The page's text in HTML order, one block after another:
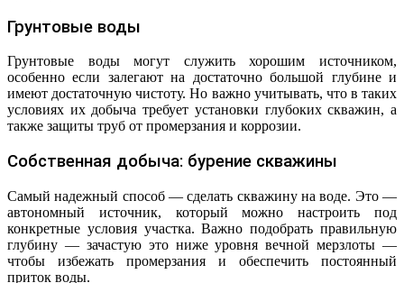
Грунтовые воды
Грунтовые воды могут служить хорошим источником,
особенно если залегают на достаточно большой глубине и
имеют достаточную чистоту. Но важно учитывать, что в таких
условиях их добыча требует установки глубоких скважин, а
также защиты труб от промерзания и коррозии.
Собственная добыча: бурение скважины
Самый надежный способ — сделать скважину на воде. Это —
автономный источник, который можно настроить под
конкретные условия участка. Важно подобрать правильную
глубину — зачастую это ниже уровня вечной мерзлоты —
чтобы избежать промерзания и обеспечить постоянный
приток воды.